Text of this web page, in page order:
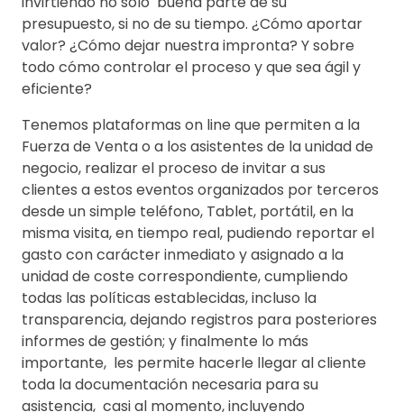
presupuesto, si no de su tiempo. ¿Cómo aportar
valor? ¿Cómo dejar nuestra impronta? Y sobre
todo cómo controlar el proceso y que sea ágil y
eficiente?
Tenemos plataformas on line que permiten a la
Fuerza de Venta o a los asistentes de la unidad de
negocio, realizar el proceso de invitar a sus
clientes a estos eventos organizados por terceros
desde un simple teléfono, Tablet, portátil, en la
misma visita, en tiempo real, pudiendo reportar el
gasto con carácter inmediato y asignado a la
unidad de coste correspondiente, cumpliendo
todas las políticas establecidas, incluso la
transparencia, dejando registros para posteriores
informes de gestión; y finalmente lo más
importante, les permite hacerle llegar al cliente
toda la documentación necesaria para su
asistencia, casi al momento, incluyendo